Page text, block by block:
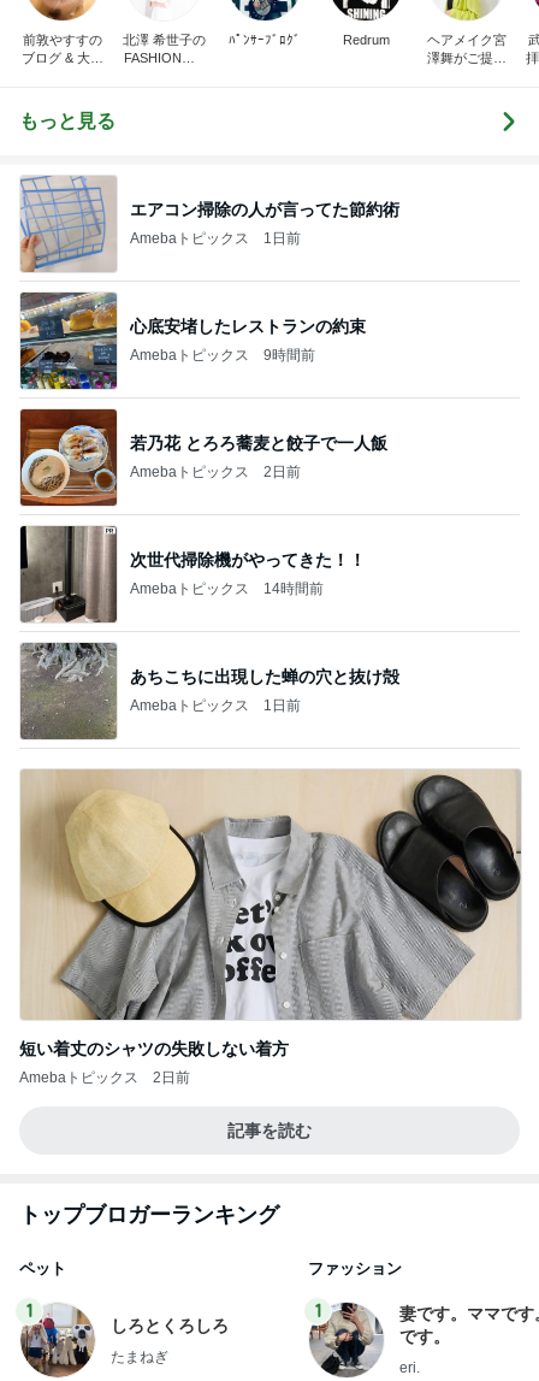
前敦やすすの
ブログ & 大谷
北澤 希世子の
FASHION◆bl
ﾊﾟﾝｻｰﾌﾞﾛｸﾞ Redrum
ヘアメイク宮
澤舞がご提案
診断&顔分析
メイクレッス
もっと見る
エアコン掃除の人が言ってた節約術
Amebaトピックス 1日前
心底安堵したレストランの約束
Amebaトピックス 9時間前
若乃花 とろろ蕎麦と餃子で一人飯
Amebaトピックス 2日前
次世代掃除機がやってきた！！
Amebaトピックス 14時間前
あちこちに出現した蝉の穴と抜け殻
Amebaトピックス 1日前
短い着丈のシャツの失敗しない着方
Amebaトピックス 2日前
記事を読む
トップブロガーランキング
ペット
1
しろとくろしろ
たまねぎ
ファッション
1
妻です。ママです
です。
eri.